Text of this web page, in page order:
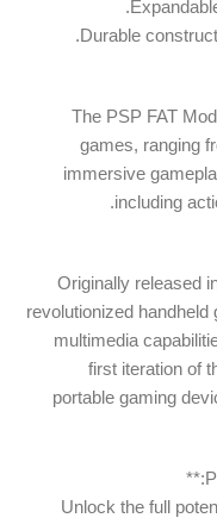
The PSP FAT
games, ranging
immersive
including
Originally released
revolutionized
multimedia
first iteration of
portable gaming
Unlock the full